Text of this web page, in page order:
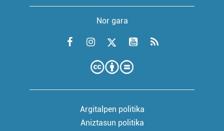
Nor gara
Argitalpen politika
Aniztasun politika